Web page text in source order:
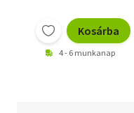
Kosárba
4 - 6 munkanap